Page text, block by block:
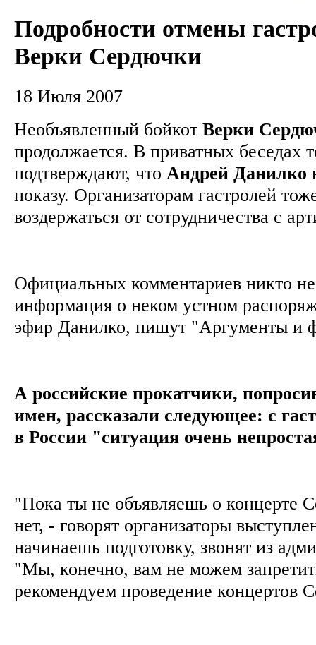
Подробности отмены
Верки Сердючки
18 Июля 2007
Необъявленный бойкот Верки
продолжается. В приватных беседах
подтверждают, что Андрей Данилко
показу. Организаторам гастролей
воздержаться от сотрудничества с
Официальных комментариев никто не
информация о неком устном
эфир Данилко, пишут "Аргументы
А российские прокатчики,
имен, рассказали следующее: с
в России "ситуация очень
"Пока ты не объявляешь о концерте
нет, - говорят организаторы
начинаешь подготовку, звонят из
"Мы, конечно, вам не можем
рекомендуем проведение